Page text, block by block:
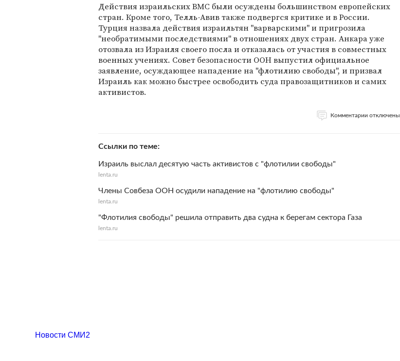
Действия израильских ВМС были осуждены большинством европейских
стран. Кроме того, Телль-Авив также подвергся критике и в России.
Турция назвала действия израильтян "варварскими" и пригрозила
"необратимыми последствиями" в отношениях двух стран. Анкара уже
отозвала из Израиля своего посла и отказалась от участия в совместных
военных учениях. Совет безопасности ООН выпустил официальное
заявление, осуждающее нападение на "флотилию свободы", и призвал
Израиль как можно быстрее освободить суда правозащитников и самих
активистов.
Комментарии отключены
Ссылки по теме
Израиль выслал десятую часть активистов с "флотилии свободы"
lenta.ru
Члены Совбеза ООН осудили нападение на "флотилию свободы"
lenta.ru
"Флотилия свободы" решила отправить два судна к берегам сектора Газа
lenta.ru
Новости СМИ2